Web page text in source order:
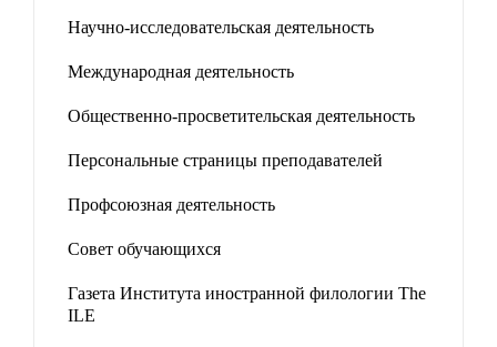
Научно-исследовательская деятельность
Международная деятельность
Общественно-просветительская деятельность
Персональные страницы преподавателей
Профсоюзная деятельность
Совет обучающихся
Газета Института иностранной филологии The
ILE